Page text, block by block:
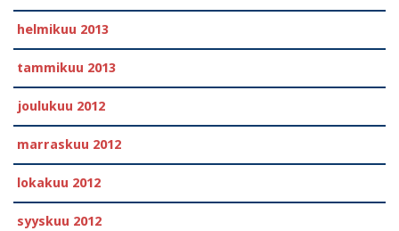
helmikuu 2013
tammikuu 2013
joulukuu 2012
marraskuu 2012
lokakuu 2012
syyskuu 2012